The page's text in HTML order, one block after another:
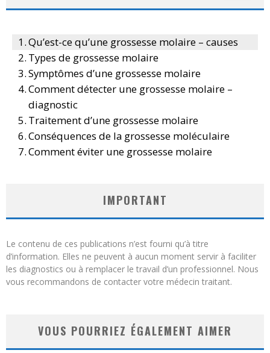
Qu’est-ce qu’une grossesse molaire – causes
Types de grossesse molaire
Symptômes d’une grossesse molaire
Comment détecter une grossesse molaire –
diagnostic
Traitement d’une grossesse molaire
Conséquences de la grossesse moléculaire
Comment éviter une grossesse molaire
IMPORTANT
Le contenu de ces publications n’est fourni qu’à titre
d’information. Elles ne peuvent à aucun moment servir à faciliter
les diagnostics ou à remplacer le travail d’un professionnel. Nous
vous recommandons de contacter votre médecin traitant.
VOUS POURRIEZ ÉGALEMENT AIMER